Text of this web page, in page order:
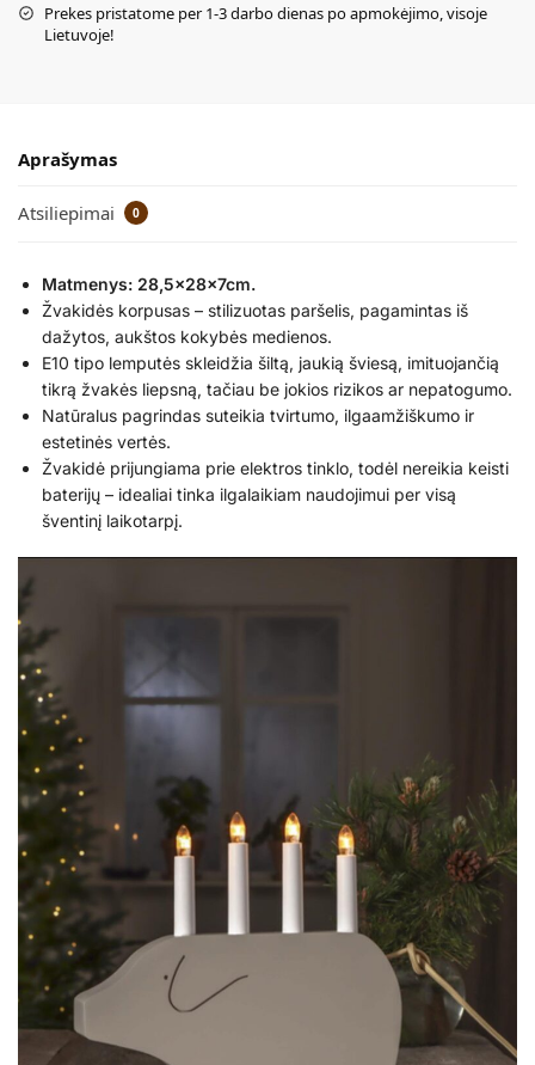
Prekes pristatome per 1-3 darbo dienas po apmokėjimo, visoje
Lietuvoje!
Aprašymas
Atsiliepimai 0
Matmenys: 28,5x28x7cm.
Žvakidės korpusas – stilizuotas paršelis, pagamintas iš
dažytos, aukštos kokybės medienos.
E10 tipo lemputės skleidžia šiltą, jaukią šviesą, imituojančią
tikrą žvakės liepsną, tačiau be jokios rizikos ar nepatogumo.
Natūralus pagrindas suteikia tvirtumo, ilgaamžiškumo ir
estetinės vertės.
Žvakidė prijungiama prie elektros tinklo, todėl nereikia keisti
baterijų – idealiai tinka ilgalaikiam naudojimui per visą
šventinį laikotarpį.